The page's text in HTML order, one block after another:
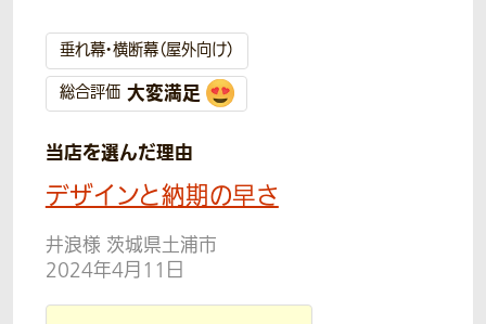
垂れ幕・横断幕（屋外向け）
総合評価 大変満足
当店を選んだ理由
デザインと納期の早さ
井浪様 茨城県土浦市
2024年4月11日